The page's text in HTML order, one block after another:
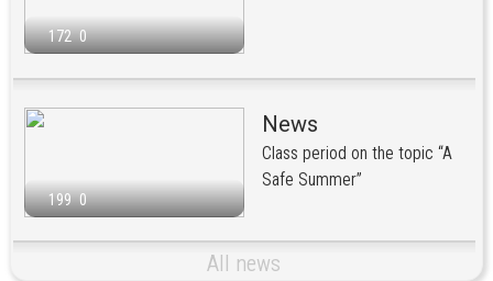
172 0
199 0
News
Class period on the topic “A
Safe Summer”
All news